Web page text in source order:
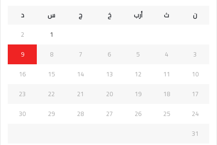
ن
ث أرب خ ج س
د
1
2
3
4
5
6
7
8
9
10
11
12
13
14
15
16
17
18
19
20
21
22
23
24
25
26
27
28
29
30
31